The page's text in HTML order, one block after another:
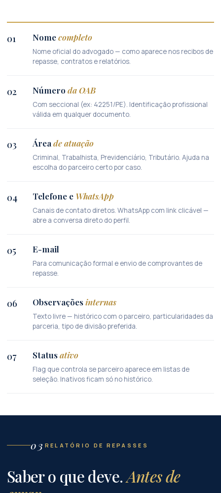
01 Nomecompleto
Nome oficial do advogado — como aparece nos recibos de
repasse, contratos e relatórios.
02 Número da OAB
Com seccional (ex: 42251/PE). Identificação profissional
válida em qualquer documento.
03 Área de atuação
Criminal, Trabalhista, Previdenciário, Tributário. Ajuda na
escolha do parceiro certo por caso.
04 Telefone e WhatsApp
Canais de contato diretos. WhatsApp com link clicável —
abre a conversa direto do perfil.
05 E-mail
Para comunicação formal e envio de comprovantes de
repasse.
06 Observaçõesinternas
Texto livre — histórico com o parceiro, particularidades da
parceria, tipo de divisão preferida.
07 Statusativo
Flag que controla se parceiro aparece em listas de
seleção. Inativos ficam só no histórico.
03 RELATÓRIO DE REPASSES
Saber o que deve.Antes de